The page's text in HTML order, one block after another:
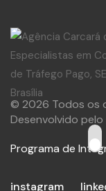
© 2026 Todos os
Desenvolvido
Programa de
instagram